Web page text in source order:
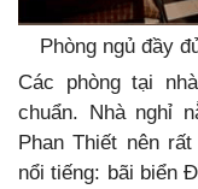
Phòng ngủ đầy
Các phòng tại
chuẩn. Nhà nghỉ
Phan Thiết nên
nổi tiếng: bãi biển